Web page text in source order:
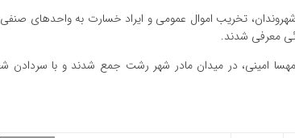
تعرض به شهروندان، تخریب اموال عمومی و ایراد خسارت به
معرفی شدند.
بهانه مرگ مهسا امینی، در میدان مادر شهر رشت جمع شدند و با